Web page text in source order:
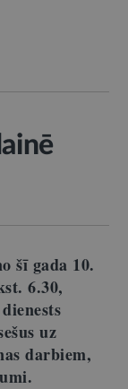
šī gada 10.
6.30,
uz
darbiem,